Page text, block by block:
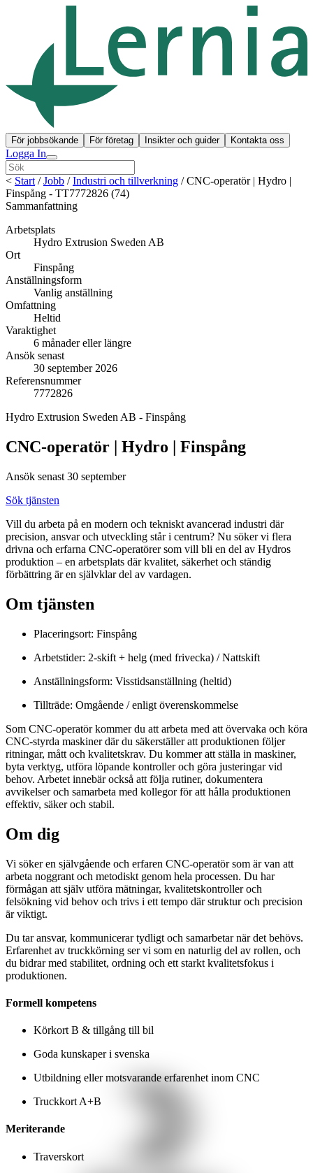
För jobbsökande För företag Insikter och guider Kontakta oss
Logga In
< Start /Jobb /Industri och tillverkning /CNC-operatör | Hydro |
Finspång - TT7772826 (74)
Sammanfattning
Arbetsplats
Hydro Extrusion Sweden AB
Ort
Finspång
Anställningsform
Vanlig anställning
Omfattning
Heltid
Varaktighet
6 månader eller längre
Ansök senast
30 september 2026
Referensnummer
7772826
Hydro Extrusion Sweden AB - Finspång
CNC-operatör | Hydro | Finspång
Ansök senast 30 september
Sök tjänsten
Vill du arbeta på en modern och tekniskt avancerad industri där
precision, ansvar och utveckling står i centrum? Nu söker vi flera
drivna och erfarna CNC‑operatörer som vill bli en del av Hydros
produktion – en arbetsplats där kvalitet, säkerhet och ständig
förbättring är en självklar del av vardagen.
Om tjänsten
Placeringsort: Finspång
Arbetstider: 2-skift + helg (med frivecka) / Nattskift
Anställningsform: Visstidsanställning (heltid)
Tillträde: Omgående / enligt överenskommelse
Som CNC-operatör kommer du att arbeta med att övervaka och köra
CNC‑styrda maskiner där du säkerställer att produktionen följer
ritningar, mått och kvalitetskrav. Du kommer att ställa in maskiner,
byta verktyg, utföra löpande kontroller och göra justeringar vid
behov. Arbetet innebär också att följa rutiner, dokumentera
avvikelser och samarbeta med kollegor för att hålla produktionen
effektiv, säker och stabil.
Om dig
Vi söker en självgående och erfaren CNC-operatör som är van att
arbeta noggrant och metodiskt genom hela processen. Du har
förmågan att själv utföra mätningar, kvalitetskontroller och
felsökning vid behov och trivs i ett tempo där struktur och precision
är viktigt.
Du tar ansvar, kommunicerar tydligt och samarbetar när det behövs.
Erfarenhet av truckkörning ser vi som en naturlig del av rollen, och
du bidrar med stabilitet, ordning och ett starkt kvalitetsfokus i
produktionen.
Formell kompetens
Körkort B & tillgång till bil
Goda kunskaper i svenska
Utbildning eller motsvarande erfarenhet inom CNC
Truckkort A+B
Meriterande
Traverskort